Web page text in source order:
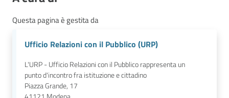
Questa pagina è gestita da
Ufficio Relazioni con il Pubblico (URP)
L'URP - Ufficio Relazioni con il Pubblico rappresenta un
punto d'incontro fra istituzione e cittadino
Piazza Grande, 17